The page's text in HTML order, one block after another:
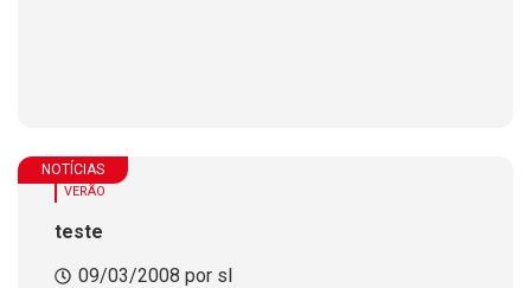
NOTÍCIAS
VERÃO
teste
09/03/2008 por sl